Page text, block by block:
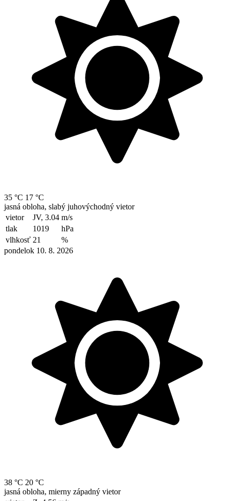
35 °C 17 °C
jasná obloha, slabý juhovýchodný vietor
vietor
JV, 3.04 m/s
tlak
1019
hPa
vlhkosť 21
%
pondelok 10. 8. 2026
38 °C 20 °C
jasná obloha, mierny západný vietor